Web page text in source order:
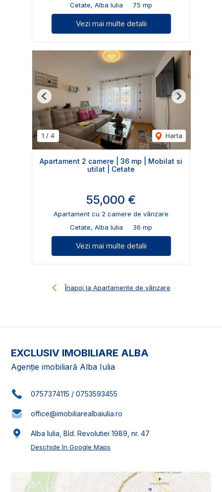
Cetate, Alba Iulia
75 mp
Vezi mai multe detalii
1 / 4 Harta
Previous Next
Apartament 2 camere | 36 mp | Mobilat si
utilat | Cetate
55,000 €
Apartament cu 2 camere de vânzare
Cetate, Alba Iulia
36 mp
Vezi mai multe detalii
Înapoi la Apartamente de vânzare
EXCLUSIV IMOBILIARE ALBA
Agenție imobiliară Alba Iulia
0757374115 / 0753593455
office@imobiliarealbaiulia.ro
Alba Iulia, Bld. Revolutiei 1989, nr. 47
Deschide în Google Maps